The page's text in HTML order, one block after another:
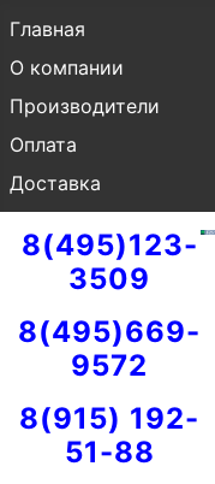
Главная
О компании
Производители
Оплата
Доставка
8(495)123-
3509
8(495)669-
9572
8(915) 192-
51-88